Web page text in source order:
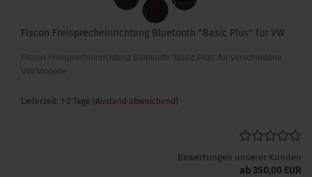
Fiscon Freisprecheinrichtung Bluetooth "Basic Plus" für VW
Fiscon Freisprecheinrichtung Bluetooth "Basic Plus" für verschiedene
VW Modelle
Lieferzeit: 1-2 Tage (Ausland abweichend)
Bewertungen unserer Kunden
ab 350,00 EUR